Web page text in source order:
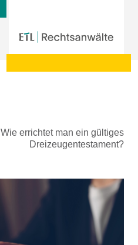
Wie errichtet man ein gültiges
Dreizeugentestament?